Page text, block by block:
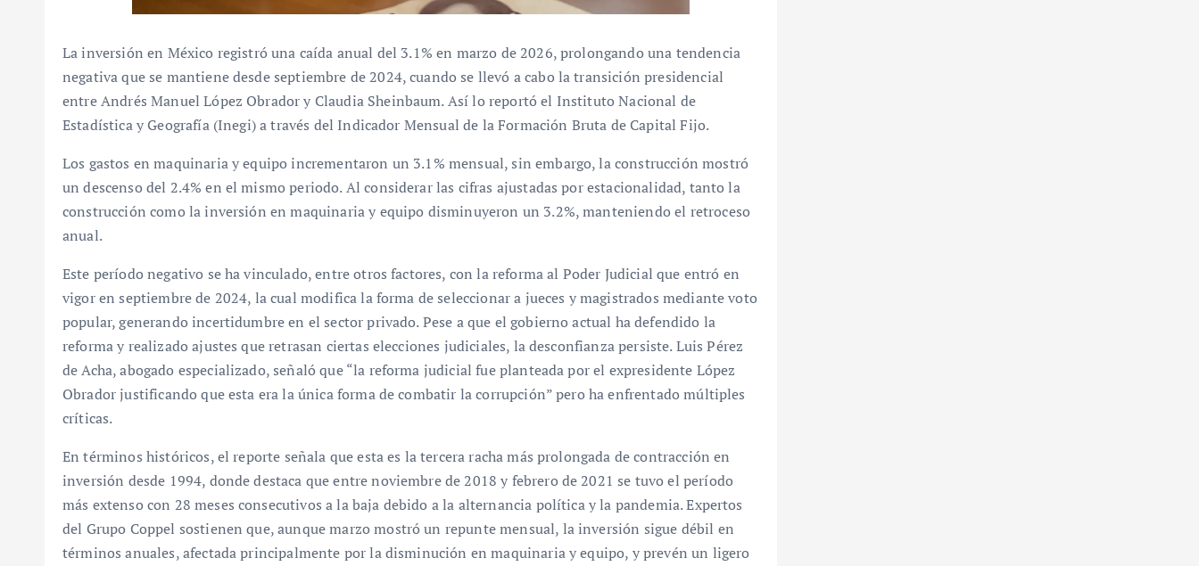
La inversión en México registró una caída anual del 3.1% en marzo de 2026, prolongando una tendencia
negativa que se mantiene desde septiembre de 2024, cuando se llevó a cabo la transición presidencial
entre Andrés Manuel López Obrador y Claudia Sheinbaum. Así lo reportó el Instituto Nacional de
Estadística y Geografía (Inegi) a través del Indicador Mensual de la Formación Bruta de Capital Fijo.
Los gastos en maquinaria y equipo incrementaron un 3.1% mensual, sin embargo, la construcción mostró
un descenso del 2.4% en el mismo periodo. Al considerar las cifras ajustadas por estacionalidad, tanto la
construcción como la inversión en maquinaria y equipo disminuyeron un 3.2%, manteniendo el retroceso
anual.
Este período negativo se ha vinculado, entre otros factores, con la reforma al Poder Judicial que entró en
vigor en septiembre de 2024, la cual modifica la forma de seleccionar a jueces y magistrados mediante voto
popular, generando incertidumbre en el sector privado. Pese a que el gobierno actual ha defendido la
reforma y realizado ajustes que retrasan ciertas elecciones judiciales, la desconfianza persiste. Luis Pérez
de Acha, abogado especializado, señaló que “la reforma judicial fue planteada por el expresidente López
Obrador justificando que esta era la única forma de combatir la corrupción” pero ha enfrentado múltiples
críticas.
En términos históricos, el reporte señala que esta es la tercera racha más prolongada de contracción en
inversión desde 1994, donde destaca que entre noviembre de 2018 y febrero de 2021 se tuvo el período
más extenso con 28 meses consecutivos a la baja debido a la alternancia política y la pandemia. Expertos
del Grupo Coppel sostienen que, aunque marzo mostró un repunte mensual, la inversión sigue débil en
términos anuales, afectada principalmente por la disminución en maquinaria y equipo, y prevén un ligero